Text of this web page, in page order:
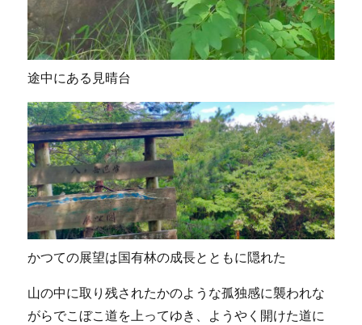
途中にある見晴台
かつての展望は国有林の成長とともに隠れた
山の中に取り残されたかのような孤独感に襲われな
がらでこぼこ道を上ってゆき、ようやく開けた道に